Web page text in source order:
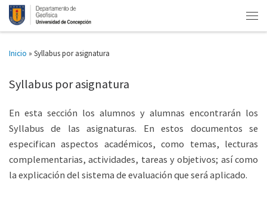
Inicio » Syllabus por asignatura
Syllabus por asignatura
En esta sección los alumnos y alumnas encontrarán los
Syllabus de las asignaturas. En estos documentos se
especifican aspectos académicos, como temas, lecturas
complementarias, actividades, tareas y objetivos; así como
la explicación del sistema de evaluación que será aplicado.